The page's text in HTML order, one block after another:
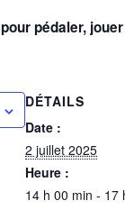
pédaler,
DÉTAILS
Date :
2 juillet 2025
Heure :
14 h 00 min - 17